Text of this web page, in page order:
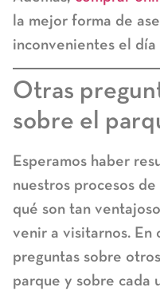
la mejor forma de
inconvenientes el
Otras
sobre el
Esperamos haber
nuestros procesos
qué son tan
venir a visitarnos. En
preguntas sobre
parque y sobre cada